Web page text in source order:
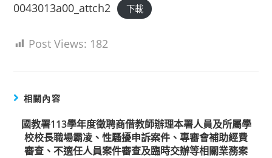
0043013a00_attch2 下載
Post Views: 182
相關內容
國教署113學年度徵聘商借教師辦理本署人員及所屬學
校校長職場霸凌、性騷擾申訴案件、專審會補助經費
審查、不適任人員案件審查及臨時交辦等相關業務案